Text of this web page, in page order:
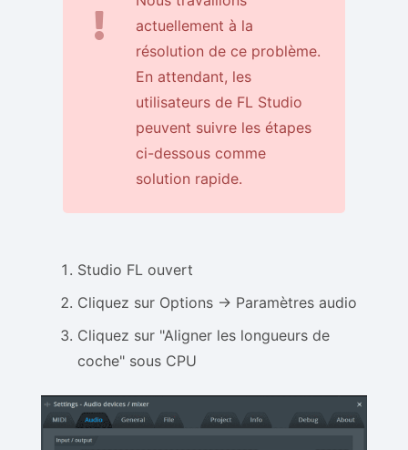
actuellement à la
résolution de ce problème.
En attendant, les
utilisateurs de FL Studio
peuvent suivre les étapes
ci-dessous comme
solution rapide.
Studio FL ouvert
Cliquez sur Options -> Paramètres audio
Cliquez sur "Aligner les longueurs de
coche" sous CPU